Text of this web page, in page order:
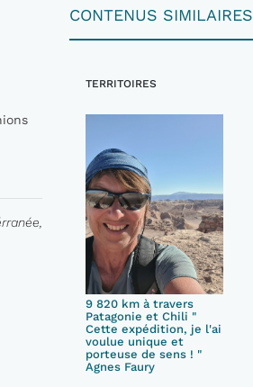
CONTENUS SIMILAIRES
TERRITOIRES
9 820 km à travers
Patagonie et Chili "
Cette expédition, je l'ai
voulue unique et
porteuse de sens ! "
Agnes Faury